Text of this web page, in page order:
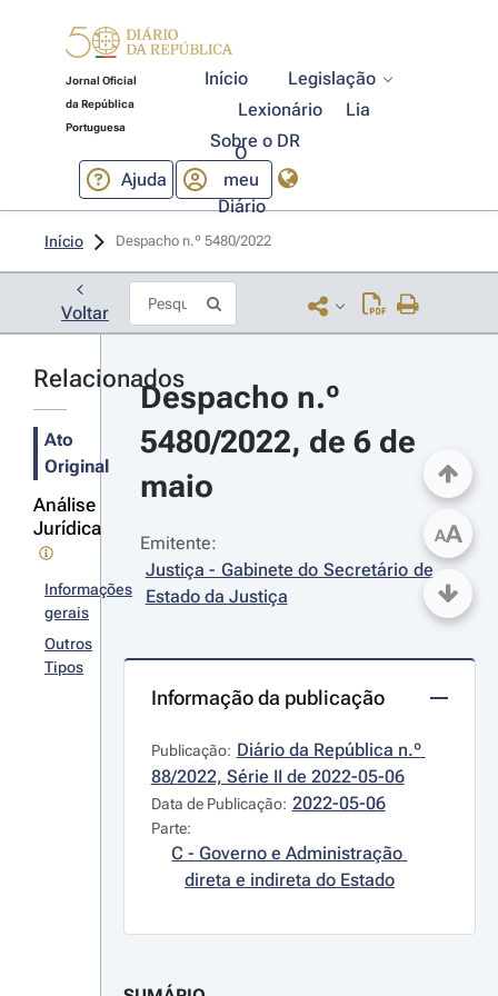
Jornal Oficial
da República
Portuguesa
Início
Legislação
Lexionário
Lia
Sobre o DR
Ajuda
O
meu
Diário
Início Despacho n.º 5480/2022
Voltar
Relacionados
Ato
Original
Análise
Jurídica
Informações
gerais
Outros
Tipos
Despacho n.º
5480/2022, de 6 de
maio
Emitente:
Justiça - Gabinete do Secretário de
Estado da Justiça
Informação da publicação
Publicação: Diário da República n.º
88/2022, Série II de 2022-05-06
Data de Publicação: 2022-05-06
Parte:
C - Governo e Administração
direta e indireta do Estado
AA